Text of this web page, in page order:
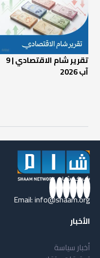
تقرير شام الاقتصادي | 9
آب 2026
Email:info@shaam.org
الأخبار
أخبار سياسة